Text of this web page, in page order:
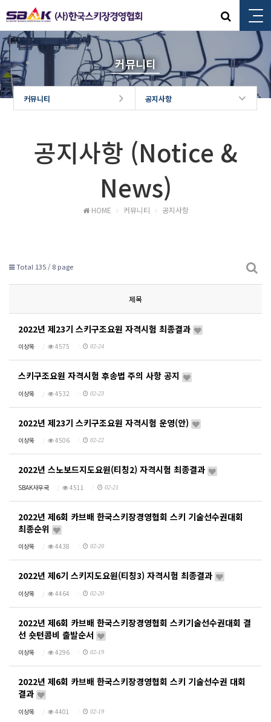
커뮤니티
커뮤니티 공지사항
공지사항 (Notice &
News)
HOME 커뮤니티 공지사항
Total 135 / 8 page
제목
2022년 제23기 스키구조요원 자격시험 최종결과
이상목 4575 02-24
스키구조요원 자격시험 후송법 주의 사항 공지
이상목 4532 02-23
2022년 제23기 스키구조요원 자격시험 운영(안)
이상목 4506 02-22
2022년 스노보드지도요원(티칭2) 자격시험 최종결과
SBAK사무국 4511 02-21
2022년 제6회 카브배 한국스키장경영협회 스키 기술선수권대회
최종순위
이상목 4438 02-20
2022년 제6기 스키지도요원(티칭3) 자격시험 최종결과
이상목 4464 02-20
2022년 제6회 카브배 한국스키장경영협회 스키기술선수권대회 결
선 숏턴콤비 출발순서
이상목 4296 02-19
2022년 제6회 카브배 한국스키장경영협회 스키 기술선수권 대회
결과
이상목 4401 02-19